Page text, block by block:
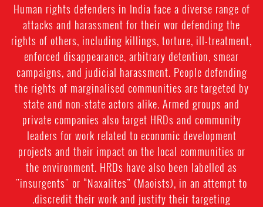
Human rights defenders in India face a diverse range of
attacks and harassment for their wor defending the
rights of others, including killings, torture, ill-treatment,
enforced disappearance, arbitrary detention, smear
campaigns, and judicial harassment. People defending
the rights of marginalised communities are targeted by
state and non-state actors alike. Armed groups and
private companies also target HRDs and community
leaders for work related to economic development
projects and their impact on the local communities or
the environment. HRDs have also been labelled as
"insurgents" or “Naxalites” (Maoists), in an attempt to
discredit their work and justify their targeting.